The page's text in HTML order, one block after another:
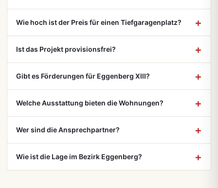
Wie hoch ist der Preis für einen Tiefgaragenplatz?
Ist das Projekt provisionsfrei?
Gibt es Förderungen für Eggenberg XIII?
Welche Ausstattung bieten die Wohnungen?
Wer sind die Ansprechpartner?
Wie ist die Lage im Bezirk Eggenberg?